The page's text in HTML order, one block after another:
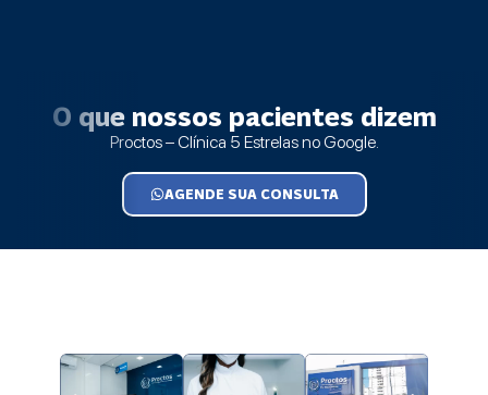
O que nossos pacientes dizem
Proctos – Clínica 5 Estrelas no Google.
AGENDE SUA CONSULTA